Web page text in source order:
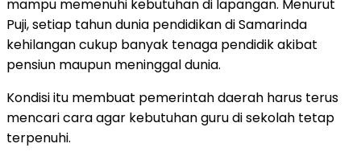
mampu memenuhi kebutuhan di lapangan. Menurut
Puji, setiap tahun dunia pendidikan di Samarinda
kehilangan cukup banyak tenaga pendidik akibat
pensiun maupun meninggal dunia.
Kondisi itu membuat pemerintah daerah harus terus
mencari cara agar kebutuhan guru di sekolah tetap
terpenuhi.